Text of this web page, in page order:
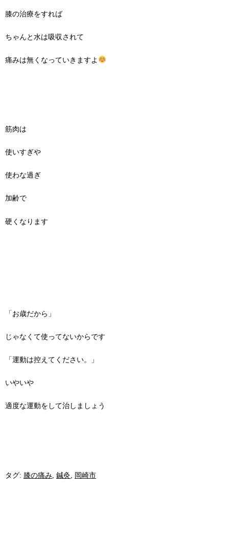
膝の治療をすれば
ちゃんと水は吸収されて
痛みは無くなっていきますよ
筋肉は
使いすぎや
使わな過ぎ
加齢で
硬くなります
「お歳だから」
じゃなくて使ってないからです
「運動は控えてください。」
いやいや
適度な運動をして治しましょう
タグ: 膝の痛み 鍼灸 岡崎市